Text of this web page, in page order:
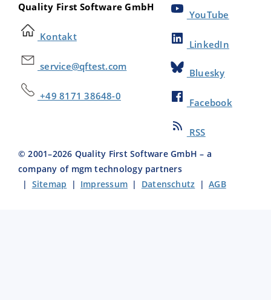
Quality First Software GmbH
Kontakt
service@qftest.com
+49 8171 38648-0
YouTube
LinkedIn
Bluesky
Facebook
RSS
© 2001–2026 Quality First Software GmbH – a
company of mgm technology partners
| Sitemap | Impressum | Datenschutz |AGB